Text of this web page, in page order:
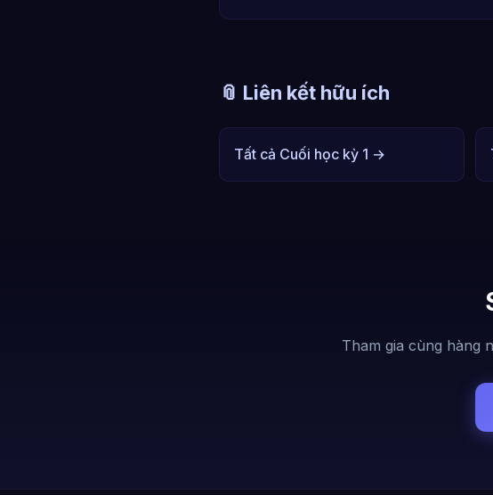
📎 Liên kết hữu ích
Tất cả Cuối học kỳ 1 →
Tham gia cùng hàng